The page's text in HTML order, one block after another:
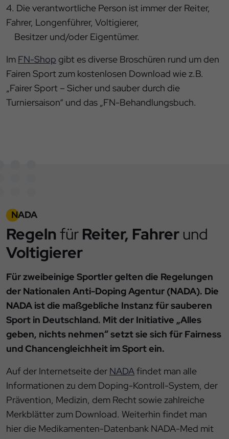
4. Die verantwortliche Person ist immer der Reiter,
Fahrer, Longenführer, Voltigierer,
Besitzer und/oder Eigentümer.
Im FN-Shop gibt es diverse Broschüren rund um den
Fairen Sport zum kostenlosen Download wie z.B.
„Fairer Sport – Sicher und sauber durch die
Turniersaison“ und das „FN-Behandlungsbuch.
NADA
Regelnfür Reiter, Fahrer und
Voltigierer
Für zweibeinige Sportler gelten die Regelungen
der Nationalen Anti-Doping Agentur (NADA). Die
NADA ist die maßgebliche Instanz für sauberen
Sport in Deutschland. Mit der Initiative „Alles
geben, nichts nehmen“ setzt sie sich für Fairness
und Chancengleichheit im Sport ein.
Auf der Internetseite der NADAfindet man alle
Informationen zu dem Doping-Kontroll-System, der
Prävention, Medizin, dem Recht sowie zahlreiche
Merkblätter zum Download. Weiterhin findet man
hier die Medikamenten-Datenbank NADA-Med mit